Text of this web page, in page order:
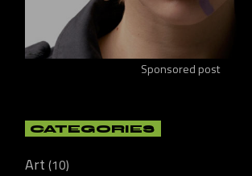
Sponsored post
CATEGORIES
Art (10)